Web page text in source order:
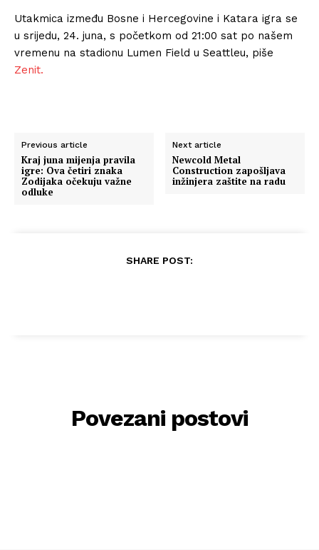
Utakmica između Bosne i Hercegovine i Katara igra se
u srijedu, 24. juna, s početkom od 21:00 sat po našem
vremenu na stadionu Lumen Field u Seattleu, piše
Zenit.
Previous article
Kraj juna mijenja pravila
igre: Ova četiri znaka
Zodijaka očekuju važne
odluke
Next article
Newcold Metal
Construction zapošljava
inžinjera zaštite na radu
SHARE POST:
Povezani postovi